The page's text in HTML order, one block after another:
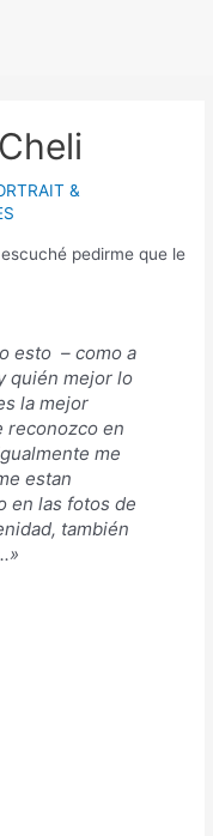
&
pedirme que le
esto – como a
quién mejor lo
la mejor
reconozco en
me
estan
en las fotos de
también